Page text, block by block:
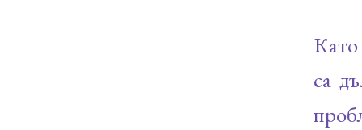
Като
са